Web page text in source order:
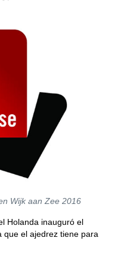
Wijk aan Zee 2016
Holanda inauguró el
que el ajedrez tiene para